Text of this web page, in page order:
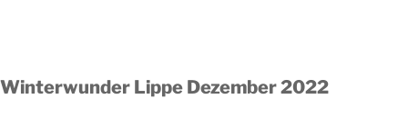
Winterwunder Lippe Dezember2022